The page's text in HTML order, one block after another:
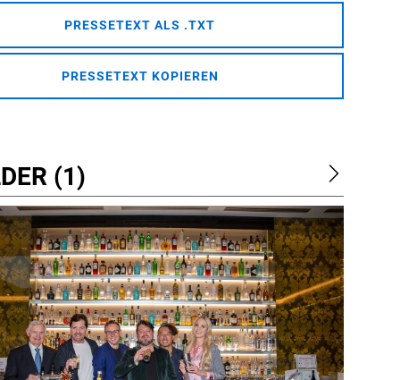
PRESSETEXT ALS .TXT
PRESSETEXT KOPIEREN
(1)